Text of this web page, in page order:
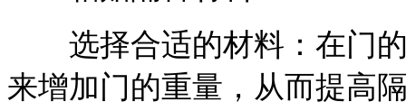
选择合适的材料：在门的
来增加门的重量，从而提高